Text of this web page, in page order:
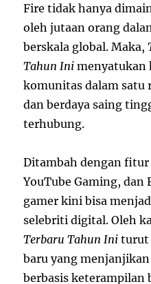
Fire tidak hanya
oleh jutaan orang
berskala global. Maka,
Tahun Ini menyatukan
komunitas dalam
dan berdaya saing
terhubung.
Ditambah dengan
YouTube Gaming, dan
gamer kini bisa
selebriti digital. Oleh
Terbaru Tahun Ini turut
baru yang
berbasis keterampilan